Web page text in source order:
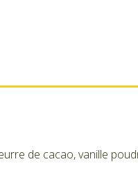
de cacao, vanille